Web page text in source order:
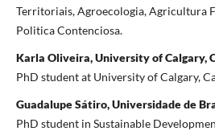
Territoriais, Agroecologia, Agricultura
Politica Contenciosa.
Karla Oliveira, University of Calgary,
PhD student at University of Calgary,
Guadalupe Sátiro, Universidade de
PhD student in Sustainable